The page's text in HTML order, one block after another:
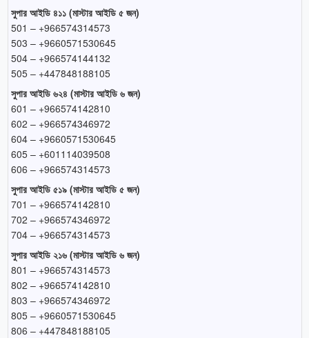
সুপার আইডি ৪১১ (মাস্টার আইডি ৫ জন)
501 – +966574314573
503 – +9660571530645
504 – +966574144132
505 – +447848188105
সুপার আইডি ৬২৪ (মাস্টার আইডি ৬ জন)
601 – +966574142810
602 – +966574346972
604 – +9660571530645
605 – +601114039508
606 – +966574314573
সুপার আইডি ৫১৯ (মাস্টার আইডি ৫ জন)
701 – +966574142810
702 – +966574346972
704 – +966574314573
সুপার আইডি ২১৬ (মাস্টার আইডি ৬ জন)
801 – +966574314573
802 – +966574142810
803 – +966574346972
805 – +9660571530645
806 – +447848188105